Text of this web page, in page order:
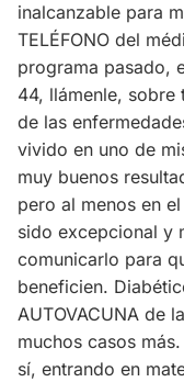
inalcanzable para
TELÉFONO del
programa pasado,
44, llámenle, sobre
de las
vivido en uno de
muy buenos
pero al menos en
sido excepcional y
comunicarlo para
beneficien.
AUTOVACUNA de
muchos casos
sí, entrando en